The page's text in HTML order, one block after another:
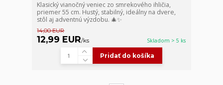
Klasický vianočný veniec zo smrekového ihličia,
priemer 55 cm. Hustý, stabilný, ideálny na dvere,
stôl aj adventnú výzdobu. 🎄✨
14,00 EUR
12,99 EUR/ks Skladom > 5 ks
Pridať do košíka